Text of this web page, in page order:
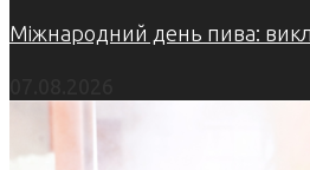
Міжнародний день пива: